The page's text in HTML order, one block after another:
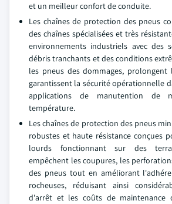
et un meilleur confort de conduite.
Les chaînes de protection des pneus
des chaînes spécialisées et très
environnements industriels avec des
débris tranchants et des conditions
les pneus des dommages,
garantissent la sécurité opérationnelle
applications de manutention de
température.
Les chaînes de protection des pneus
robustes et haute résistance conçues
lourds fonctionnant sur des
empêchent les coupures, les
des pneus tout en améliorant
rocheuses, réduisant ainsi
d'arrêt et les coûts de maintenance